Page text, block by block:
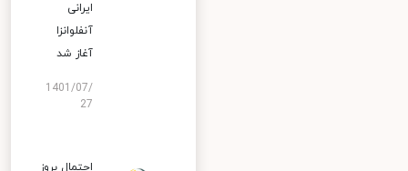
ایرانی
آنفلوانزا
آغاز شد
1401/07/
27
احتمال بروز